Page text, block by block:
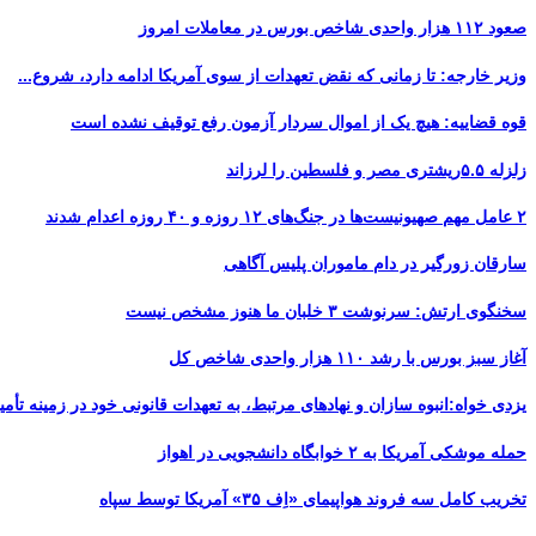
صعود ۱۱۲ هزار واحدی شاخص بورس در معاملات امروز
وزیر خارجه: تا زمانی که نقض تعهدات از سوی آمریکا ادامه دارد، شروع...
قوه قضاییه: هیچ یک از اموال سردار آزمون رفع توقیف نشده است
زلزله ۵.۵ریشتری مصر و فلسطین را لرزاند
۲ عامل مهم صهیونیست‌ها در جنگ‌های ۱۲ روزه و ۴۰ روزه اعدام شدند
سارقان زورگیر در دام ماموران پلیس آگاهی
سخنگوی ارتش: سرنوشت ۳ خلبان ما هنوز مشخص نیست
آغاز سبز بورس با رشد ۱۱۰ هزار واحدی شاخص کل
یزدی خواه:انبوه سازان و نهادهای مرتبط، به تعهدات قانونی خود در زمینه
حمله موشکی آمریکا به ۲ خوابگاه دانشجویی در اهواز
تخریب کامل سه فروند هواپیمای «اِف ۳۵» آمریکا توسط سپاه